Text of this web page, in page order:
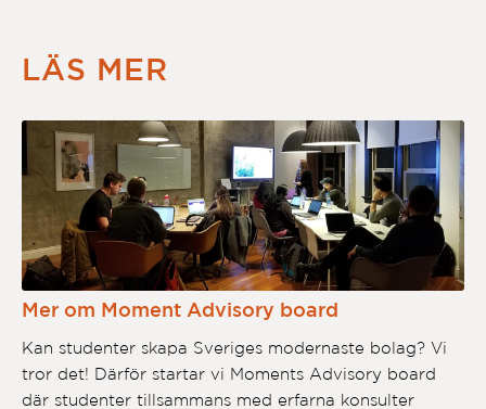
LÄS MER
Mer om Moment Advisory board
Kan studenter skapa Sveriges modernaste bolag? Vi
tror det! Därför startar vi Moments Advisory board
där studenter tillsammans med erfarna konsulter